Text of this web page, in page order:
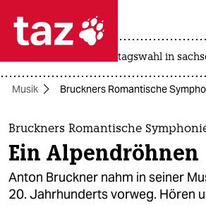
 taz zahl ich
taz zahl ich
themen
politik
öko
landtagswahl in
Musik Bruckners Romantische
Bruckners Romantische
Ein Alpendröhnen
Anton Bruckner nahm in seiner
20. Jahrhunderts vorweg. Hören